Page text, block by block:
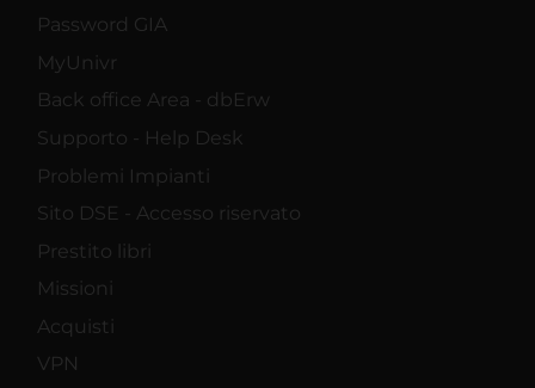
Password GIA
MyUnivr
Back office Area - dbErw
Supporto - Help Desk
Problemi Impianti
Sito DSE - Accesso riservato
Prestito libri
Missioni
Acquisti
VPN